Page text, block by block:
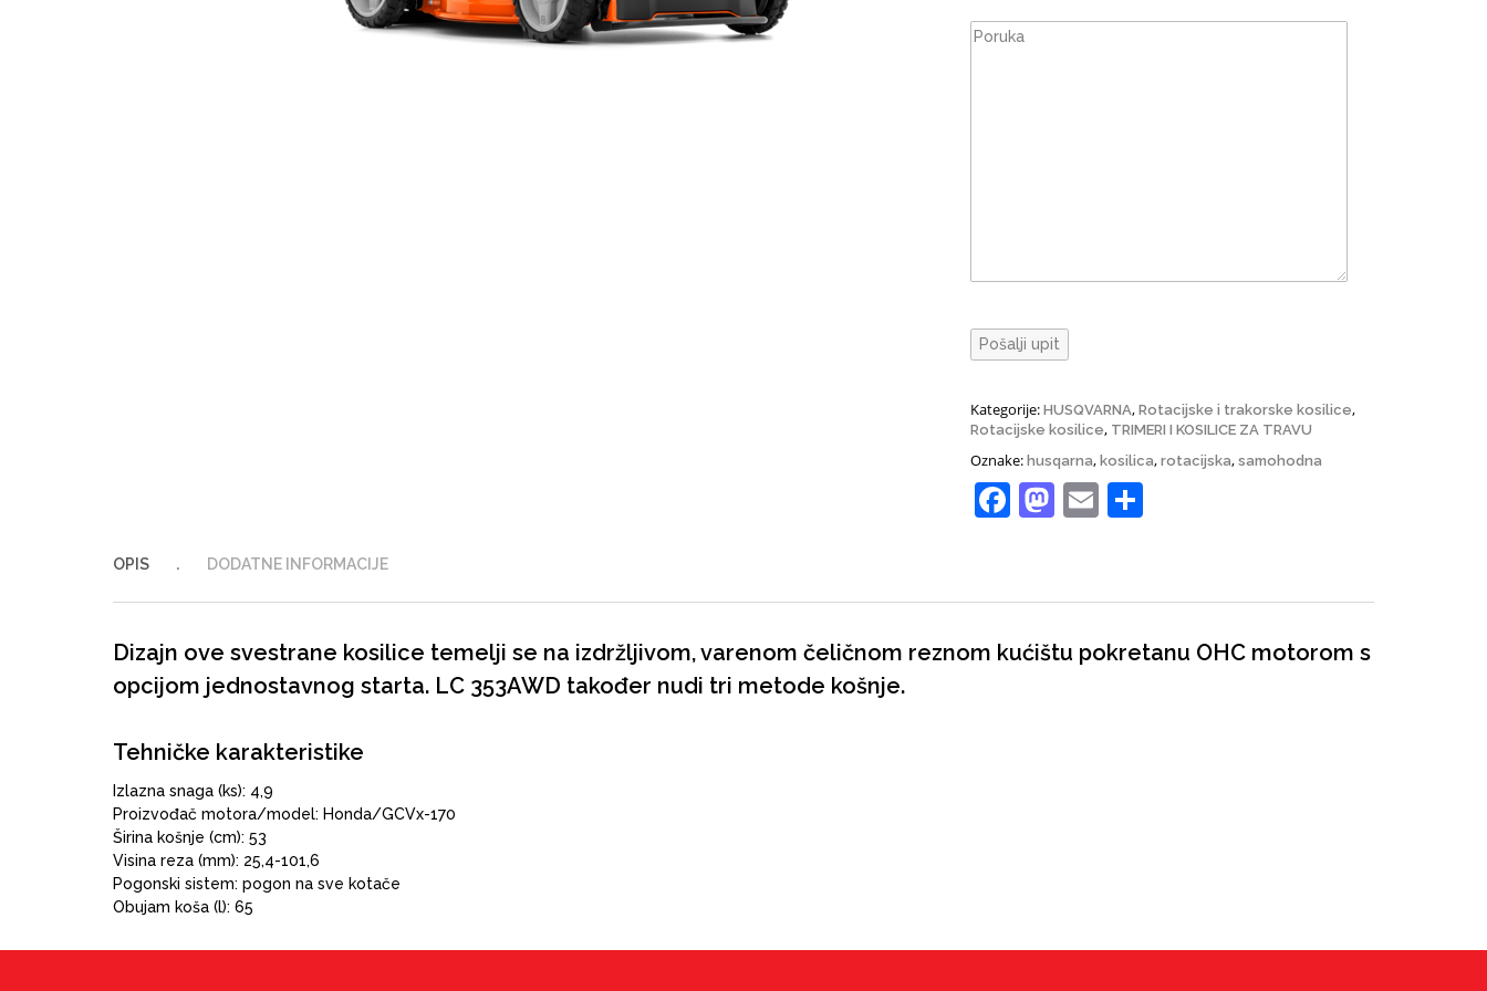
Kategorije:HUSQVARNA,Rotacijske i trakorske kosilice,
Rotacijske kosilice, TRIMERI I KOSILICE ZA TRAVU
Oznake:husqarna,kosilica,rotacijska,samohodna
Facebook
Mastodon
Email
OPIS DODATNE INFORMACIJE
Dizajn ove svestrane kosilice temelji se na izdržljivom, varenom čeličnom reznom kućištu pokretanu OHC motorom s
opcijom jednostavnog starta. LC 353AWD također nudi tri metode košnje.
Tehničke karakteristike
Izlazna snaga (ks): 4,9
Proizvođač motora/model: Honda/GCVx-170
Širina košnje (cm): 53
Visina reza (mm): 25,4-101,6
Pogonski sistem: pogon na sve kotače
Obujam koša (l): 65